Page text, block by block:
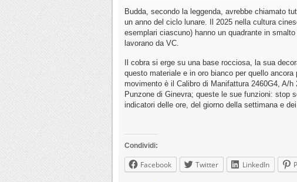
Budda, secondo la leggenda, avrebbe chiamato
un anno del ciclo lunare. Il 2025 nella cultura
esemplari ciascuno) hanno un quadrante in
lavorano da VC.
Il cobra si erge su una base rocciosa, la sua
questo materiale e in oro bianco per quello
movimento è il Calibro di Manifattura 2460G4, A/
Punzone di Ginevra; queste le sue funzioni: stop
indicatori delle ore, del giorno della settimana e
Condividi:
Facebook Twitter LinkedIn